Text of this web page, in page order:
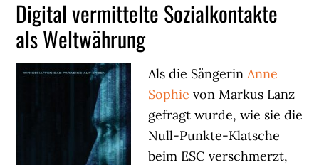
Digital vermittelte Sozialkontakte
als Weltwährung
Als die SängerinAnne
Sophie von Markus Lanz
gefragt wurde, wie sie die
Null-Punkte-Klatsche
beim ESC verschmerzt,